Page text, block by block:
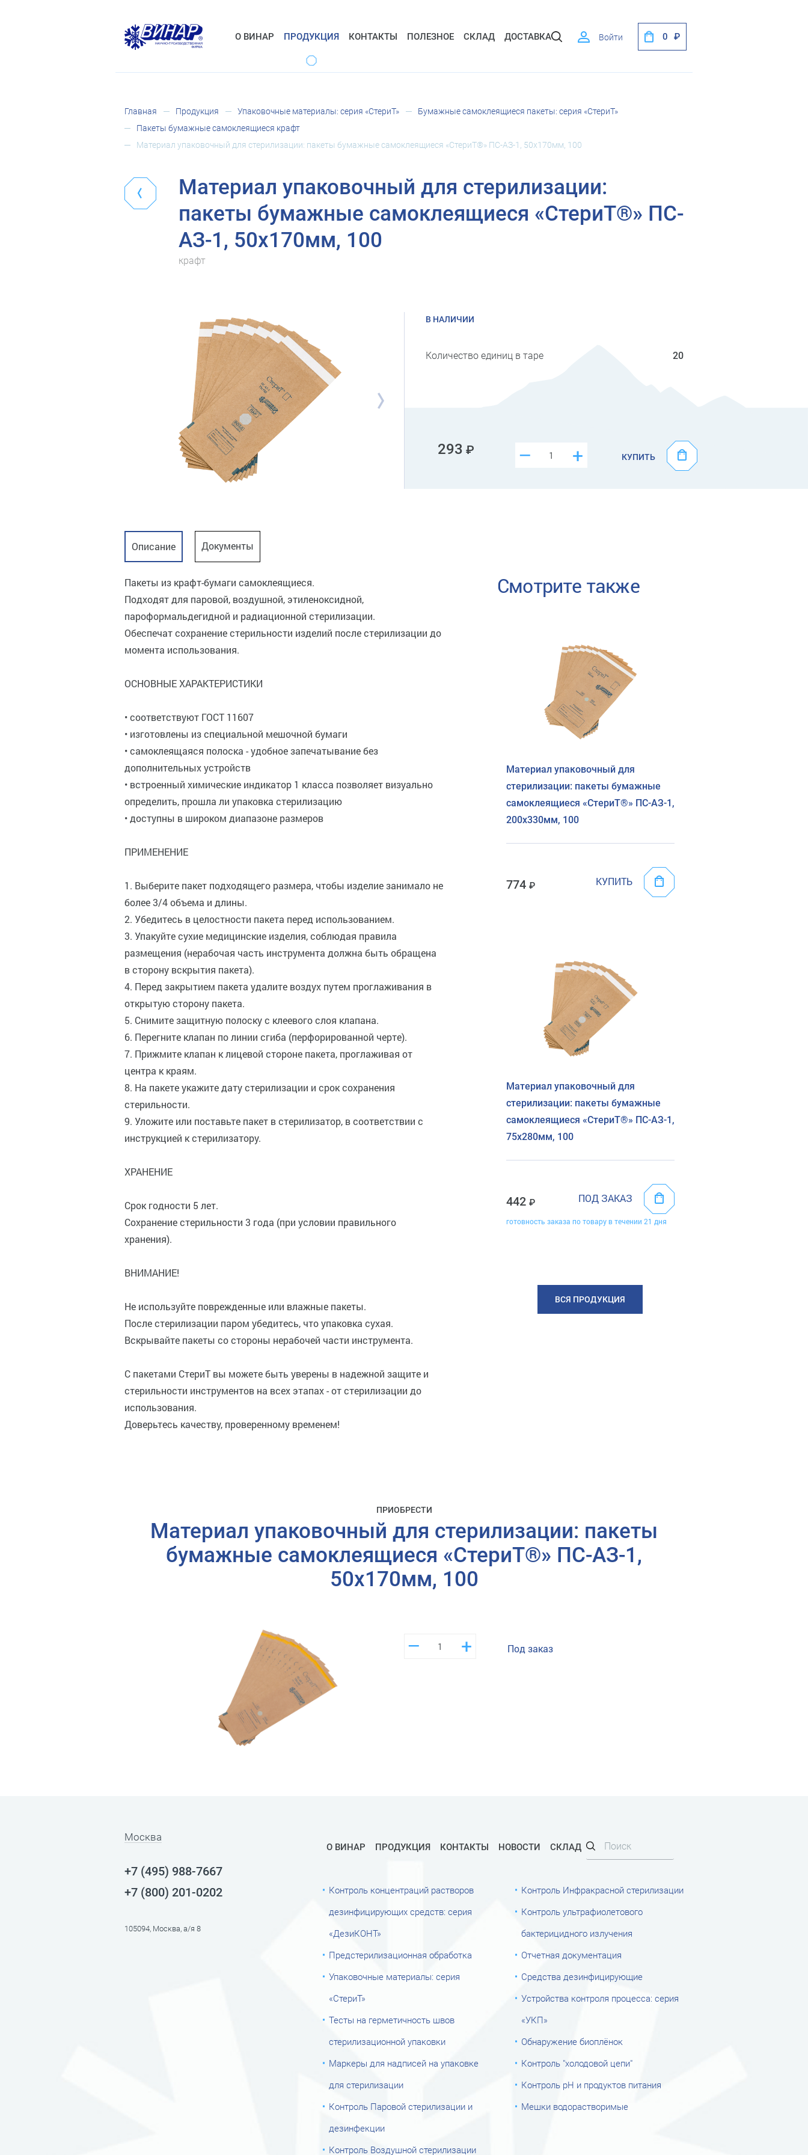
О ВИНАР ПРОДУКЦИЯ КОНТАКТЫ ПОЛЕЗНОЕ СКЛАД ДОСТАВКА Войти 0
Главная Продукция Упаковочные материалы: серия «СтериТ»
Бумажные самоклеящиеся пакеты: серия «СтериТ»
Пакеты бумажные самоклеящиеся крафт
Материал упаковочный для стерилизации: пакеты бумажные самоклеящиеся «СтериТ®» ПС-АЗ-1, 50х170мм, 100
Материал упаковочный для стерилизации:
пакеты бумажные самоклеящиеся «СтериТ®» ПС-
АЗ-1, 50х170мм, 100
крафт
В НАЛИЧИИ
Количество единиц в таре 20
293 +
– КУПИТЬ
Описание Документы
Пакеты из крафт-бумаги самоклеящиеся.
Подходят для паровой, воздушной, этиленоксидной,
пароформальдегидной и радиационной стерилизации.
Обеспечат сохранение стерильности изделий после стерилизации до
момента использования.
ОСНОВНЫЕ ХАРАКТЕРИСТИКИ
• соответствуют ГОСТ 11607
• изготовлены из специальной мешочной бумаги
• самоклеящаяся полоска - удобное запечатывание без
дополнительных устройств
• встроенный химические индикатор 1 класса позволяет визуально
определить, прошла ли упаковка стерилизацию
• доступны в широком диапазоне размеров
ПРИМЕНЕНИЕ
1. Выберите пакет подходящего размера, чтобы изделие занимало не
более 3/4 объема и длины.
2. Убедитесь в целостности пакета перед использованием.
3. Упакуйте сухие медицинские изделия, соблюдая правила
размещения (нерабочая часть инструмента должна быть обращена
в сторону вскрытия пакета).
4. Перед закрытием пакета удалите воздух путем проглаживания в
открытую сторону пакета.
5. Снимите защитную полоску с клеевого слоя клапана.
6. Перегните клапан по линии сгиба (перфорированной черте).
7. Прижмите клапан к лицевой стороне пакета, проглаживая от
центра к краям.
8. На пакете укажите дату стерилизации и срок сохранения
стерильности.
9. Уложите или поставьте пакет в стерилизатор, в соответствии с
инструкцией к стерилизатору.
ХРАНЕНИЕ
Срок годности 5 лет.
Сохранение стерильности 3 года (при условии правильного
хранения).
ВНИМАНИЕ!
Не используйте поврежденные или влажные пакеты.
После стерилизации паром убедитесь, что упаковка сухая.
Вскрывайте пакеты со стороны нерабочей части инструмента.
С пакетами СтериТ вы можете быть уверены в надежной защите и
стерильности инструментов на всех этапах - от стерилизации до
использования.
Доверьтесь качеству, проверенному временем!
Смотрите также
Материал упаковочный для
стерилизации: пакеты бумажные
самоклеящиеся «СтериТ®» ПС-АЗ-1,
200х330мм, 100
774 КУПИТЬ
Материал упаковочный для
стерилизации: пакеты бумажные
самоклеящиеся «СтериТ®» ПС-АЗ-1,
75х280мм, 100
442 ПОД ЗАКАЗ
готовность заказа по товару в течении 21 дня
ВСЯ ПРОДУКЦИЯ
ПРИОБРЕСТИ
Материал упаковочный для стерилизации: пакеты
бумажные самоклеящиеся «СтериТ®» ПС-АЗ-1,
50х170мм, 100
+
– Под заказ
Москва
+7 (495) 988-7667
+7 (800) 201-0202
105094, Москва, а/я 8
О ВИНАР ПРОДУКЦИЯ КОНТАКТЫ НОВОСТИ СКЛАД
Контроль концентраций растворов
дезинфицирующих средств: серия
«ДезиКОНТ»
Предстерилизационная обработка
Упаковочные материалы: серия
«СтериТ»
Тесты на герметичность швов
стерилизационной упаковки
Маркеры для надписей на упаковке
для стерилизации
Контроль Паровой стерилизации и
дезинфекции
Контроль Воздушной стерилизации
Контроль Инфракрасной стерилизации
Контроль ультрафиолетового
бактерицидного излучения
Отчетная документация
Средства дезинфицирующие
Устройства контроля процесса: серия
«УКП»
Обнаружение биоплёнок
Контроль "холодовой цепи"
Контроль рН и продуктов питания
Мешки водорастворимые